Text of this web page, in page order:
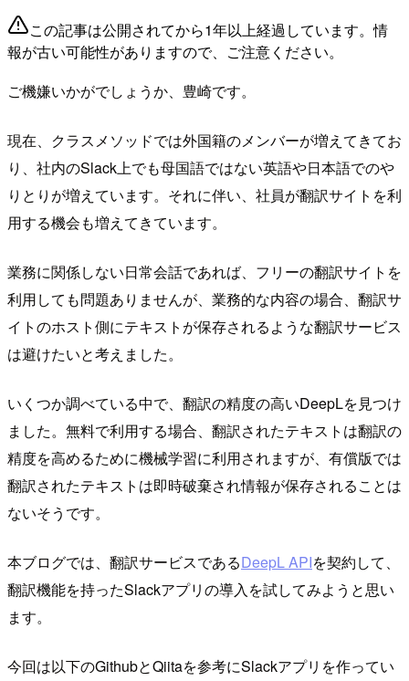
この記事は公開されてから1年以上経過しています。情
報が古い可能性がありますので、ご注意ください。
ご機嫌いかがでしょうか、豊崎です。
現在、クラスメソッドでは外国籍のメンバーが増えてきてお
り、社内のSlack上でも母国語ではない英語や日本語でのや
りとりが増えています。それに伴い、社員が翻訳サイトを利
用する機会も増えてきています。
業務に関係しない日常会話であれば、フリーの翻訳サイトを
利用しても問題ありませんが、業務的な内容の場合、翻訳サ
イトのホスト側にテキストが保存されるような翻訳サービス
は避けたいと考えました。
いくつか調べている中で、翻訳の精度の高いDeepLを見つけ
ました。無料で利用する場合、翻訳されたテキストは翻訳の
精度を高めるために機械学習に利用されますが、有償版では
翻訳されたテキストは即時破棄され情報が保存されることは
ないそうです。
本ブログでは、翻訳サービスであるDeepL APIを契約して、
翻訳機能を持ったSlackアプリの導入を試してみようと思い
ます。
今回は以下のGithubとQiitaを参考にSlackアプリを作ってい